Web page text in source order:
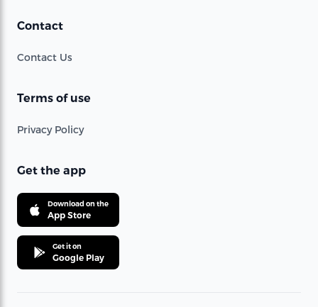
Contact
Contact Us
Terms of use
Privacy Policy
Get the app
Download on the
App Store
Get it on
Google Play